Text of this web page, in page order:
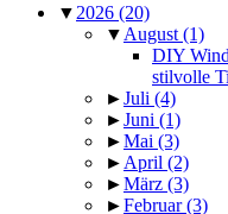
▼ 2026 (20)
▼ August (1)
DIY
stilvolle
►Juli (4)
►Juni (1)
►Mai (3)
► April (2)
►März (3)
►Februar(3)